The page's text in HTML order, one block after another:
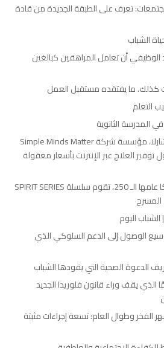
تعرف على الطبقة الجديدة من قادة
الشباب
الوظيفي أن تعامل المراهقين كبالغين
كذلك. ما يفتقده مستقبل العمل
التعلم
المدرسة الثانوية
أسئلة وأجوبة مع شوريا كانشارلا، مؤسسة شركة Simple Minds Matter
16 عامًا، حول توفير العلاج عبر الإنترنت بأسعار معقولة
سؤال وجواب: مع بلوغ أمريكا عامها الـ 250، تقوم سلسلة SPIRIT SERIES
المسرح
اليوم
الوصول إلى الدعم السلوكي الذي
البالغ من العمر 15 عامًا الذي يقف وراء قانون فلوريدا الجديد
الفخر وطوال العام: تسعة إجراءات مثبتة